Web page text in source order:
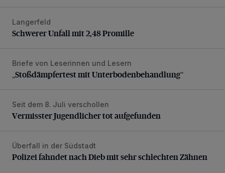
Schwerer Unfall mit 2,48 Promille
Langerfeld
Schwerer Unfall mit 2,48 Promille
„Stoßdämpfertest mit Unterbodenbehandlung“
Briefe von Leserinnen und Lesern
„Stoßdämpfertest mit Unterbodenbehandlung“
Vermisster Jugendlicher tot aufgefunden
Seit dem 8. Juli verschollen
Vermisster Jugendlicher tot aufgefunden
Polizei fahndet nach Dieb mit sehr schlechten Zähnen
Überfall in der Südstadt
Polizei fahndet nach Dieb mit sehr schlechten Zähnen